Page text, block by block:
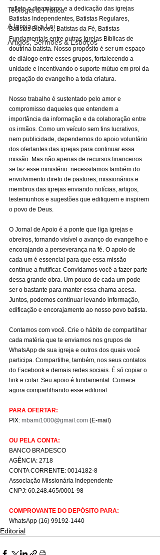
Teologia & Prática
A Igreja e a Lei
Artigos, Sermões & Esboços
reflete o dinamismo e a dedicação das igrejas
Batistas Independentes, Batistas Regulares,
Batistas Bíblicos, Batistas da Fé, Batistas
Fundamentais entre outras Igrejas Bíblicas de
doutrina batista. Nosso propósito é ser um espaço
de diálogo entre esses grupos, fortalecendo a
unidade e incentivando o suporte mútuo em prol da
pregação do evangelho a toda criatura.
Nosso trabalho é sustentado pelo amor e
compromisso daqueles que entendem a
importância da informação e da colaboração entre
os irmãos. Como um veículo sem fins lucrativos,
nem publicidade, dependemos do apoio voluntário
dos ofertantes das igrejas para continuar essa
missão. Mas não apenas de recursos financeiros
se faz esse ministério: necessitamos também do
envolvimento direto de pastores, missionários e
membros das igrejas enviando notícias, artigos,
testemunhos e sugestões que edifiquem e inspirem
o povo de Deus.
O Jornal de Apoio é a ponte que liga igrejas e
obreiros, tornando visível o avanço do evangelho e
encorajando a perseverança na fé. O apoio de
cada um é essencial para que essa missão
continue a frutificar. Convidamos você a fazer parte
dessa grande obra. Um pouco de cada um pode
ser o bastante para manter essa chama acesa.
Juntos, podemos continuar levando informação,
edificação e encorajamento ao nosso povo batista.
Contamos com você. Crie o hábito de compartilhar
cada matéria que te enviamos nos grupos de
WhatsApp de sua igreja e outros dos quais você
participa. Compartilhe, também, nos seus contatos
do Facebook e demais redes sociais. É só copiar o
link e colar. Seu apoio é fundamental. Comece
agora compartilhando esse editorial
PARA OFERTAR:
PIX: mbami1000@gmail.com (E-mail)
OU PELA CONTA:
BANCO BRADESCO
AGÊNCIA: 2718
CONTA CORRENTE: 0014182-8
Associação Missionária Independente
CNPJ: 60.248.465/0001-98
COMPROVANTE DO DEPÓSITO PARA:
WhatsApp (16) 99192-1440
Editorial